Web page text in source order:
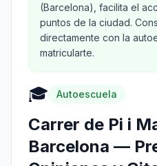
(Barcelona), facilita el
puntos de la ciudad.
directamente con la
matricularte.
🎓 Autoescuela
Carrer de Pi i
Barcelona —